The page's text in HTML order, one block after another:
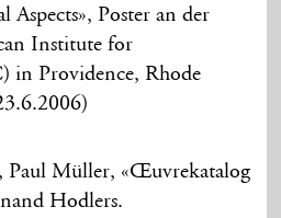
Aspects», Poster an der
Institute for
in Providence, Rhode
Paul Müller, «Œuvrekatalog
Hodlers.